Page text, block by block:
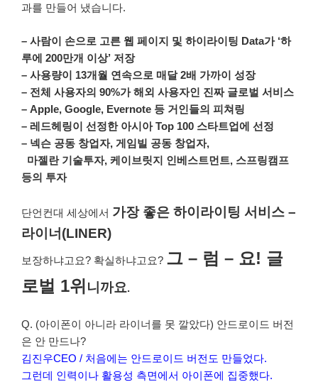
과를 만들어 냈습니다.
– 사람이 손으로 고른 웹 페이지 및 하이라이팅 Data가 ‘하
루에 200만개 이상’ 저장
– 사용량이 13개월 연속으로 매달 2배 가까이 성장
– 전체 사용자의 90%가 해외 사용자인 진짜 글로벌 서비스
– Apple, Google, Evernote 등 거인들의 피쳐링
– 레드헤링이 선정한 아시아 Top 100 스타트업에 선정
– 넥슨 공동 창업자, 게임빌 공동 창업자,
마젤란 기술투자, 케이브릿지 인베스트먼트, 스프링캠프
등의 투자
단언컨대 세상에서 가장 좋은 하이라이팅 서비스 –
라이너(LINER)
보장하냐고요? 확실하냐고요? 그 – 럼 – 요! 글
로벌 1위 니까요.
Q. (아이폰이 아니라 라이너를 못 깔았다) 안드로이드 버전
은 안 만드나?
김진우CEO / 처음에는 안드로이드 버전도 만들었다.
그런데 인력이나 활용성 측면에서 아이폰에 집중했다.